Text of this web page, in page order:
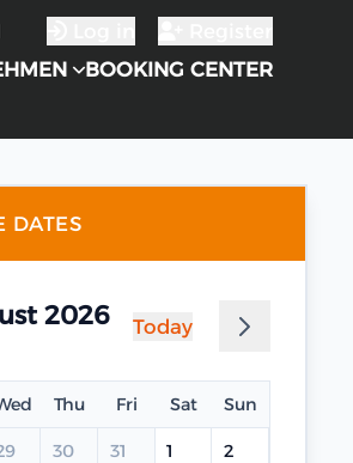
BOOKING CENTER
DATES
2026 Today
Thu Fri Sat Sun
30 31 1 2